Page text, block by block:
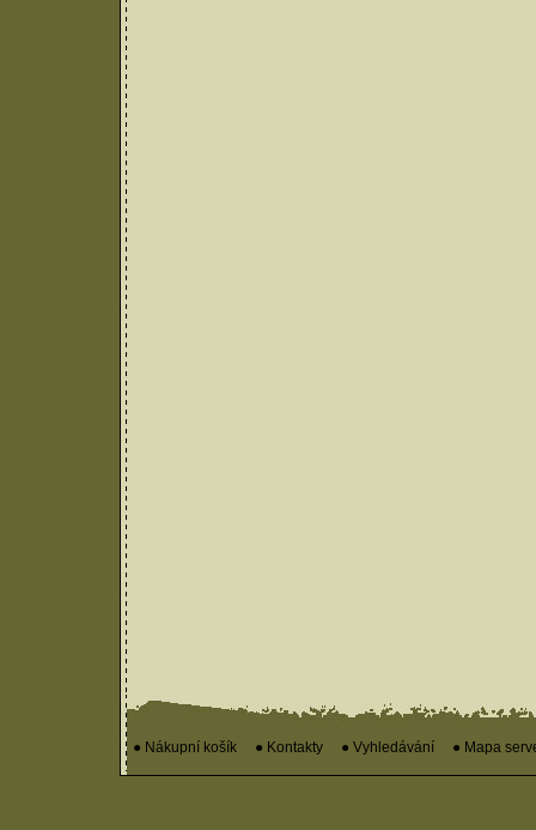
● Nákupní košík ● Kontakty ● Vyhledávání ● Mapa